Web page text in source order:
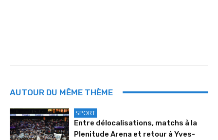
AUTOUR DU MÊME THÈME
SPORT
Entre délocalisations, matchs à la
Plenitude Arena et retour à Yves-